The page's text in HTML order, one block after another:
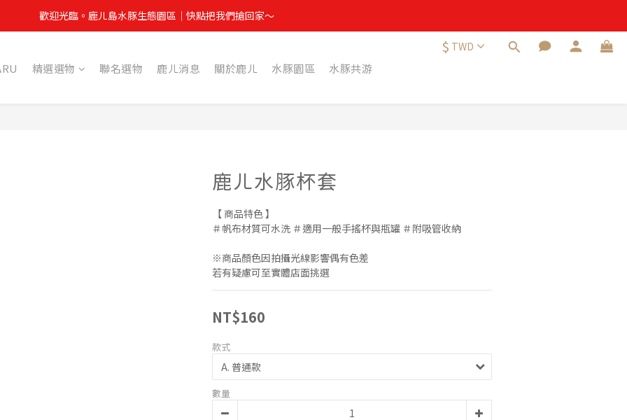
你我權益，拆封包裹請全程錄影，如有任何問題請提供開箱影片並於3日內提出 ✸
歡迎光臨。鹿ㄦ島水豚生態園區｜快點把我們搶回家～
$ TWD
精選選物 聯名選物 鹿ㄦ消息 關於鹿ㄦ 水豚園區 水豚共游
鹿ㄦ水豚杯套
【 商品特色 】
＃帆布材質可水洗 ＃適用一般手搖杯與瓶罐 ＃附吸管收納
※商品顏色因拍攝光線影響偶有色差
若有疑慮可至實體店面挑選
NT$160
款式
數量